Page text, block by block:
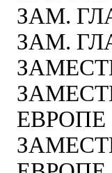
ЗАМ.
ЗАМ.
ЕВРОПЕ